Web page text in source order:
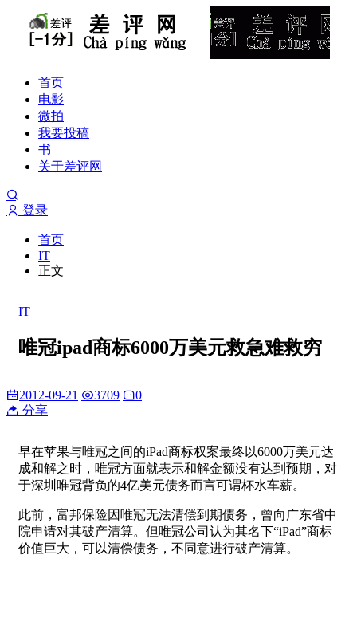
首页
电影
微拍
我要投稿
书
关于差评网
登录
首页
IT
正文
IT
唯冠ipad商标6000万美元救急难救穷
2012-09-21 3709
0
分享
早在苹果与唯冠之间的iPad商标权案最终以6000万美元达
成和解之时，唯冠方面就表示和解金额没有达到预期，对
于深圳唯冠背负的4亿美元债务而言可谓杯水车薪。
此前，富邦保险因唯冠无法清偿到期债务，曾向广东省中
院申请对其破产清算。但唯冠公司认为其名下“iPad”商标
价值巨大，可以清偿债务，不同意进行破产清算。